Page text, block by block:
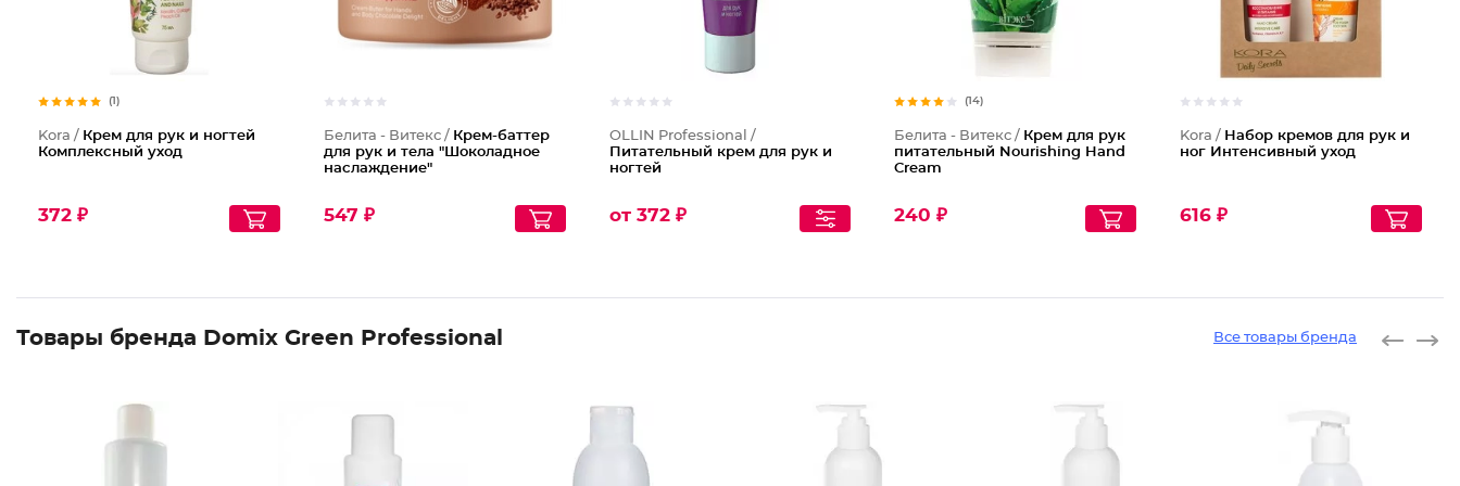
(1)
Kora / Крем для рук и ногтей
Комплексный уход
372 ₽
Белита - Витекс / Крем-баттер
для рук и тела "Шоколадное
наслаждение"
547 ₽
OLLIN Professional /
Питательный крем для рук и
ногтей
от 372 ₽
(14)
Белита - Витекс / Крем для рук
питательный Nourishing Hand
Cream
240 ₽
Kora / Набор кремов для рук и
ног Интенсивный уход
616 ₽
Товары бренда Domix Green Professional Все товары бренда